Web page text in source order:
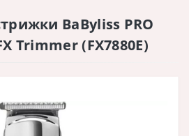
BaByliss PRO
Trimmer (FX7880E)